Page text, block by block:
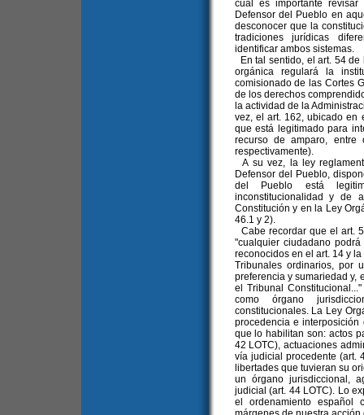
cual es importante
Defensor del Pueblo en
desconocer que la
tradiciones jurídicas
identificar ambos sistemas.
En tal sentido, el art. 54
orgánica regulará la
comisionado de las Cortes
de los derechos
la actividad de la
vez, el art. 162, ubicado en
que está legitimado para
recurso de amparo,
respectivamente).
A su vez, la ley
Defensor del Pueblo,
del Pueblo está
inconstitucionalidad y de
Constitución y en la Ley
46.1 y 2).
Cabe recordar que el art.
"cualquier ciudadano
reconocidos en el art. 14 y
Tribunales ordinarios, por
preferencia y sumariedad y,
el Tribunal
como órgano
constitucionales. La Ley
procedencia e
que lo habilitan son: actos
42 LOTC), actuaciones
vía judicial procedente (art.
libertades que tuvieran su
un órgano jurisdiccional,
judicial (art. 44 LOTC). Lo
el ordenamiento español